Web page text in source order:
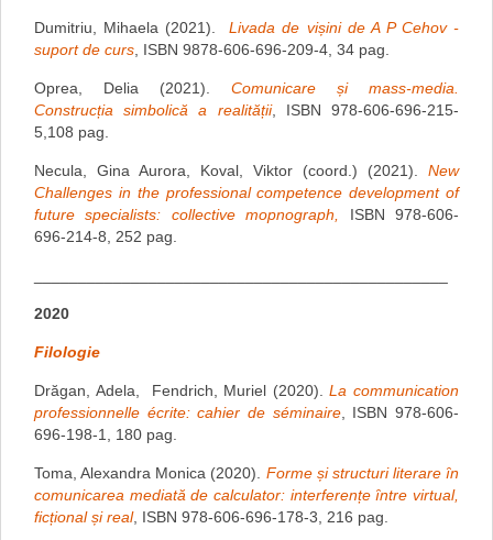
Dumitriu, Mihaela (2021).Livada de vișini de A P Cehov -
suport de curs , ISBN 9878-606-696-209-4, 34 pag.
Oprea, Delia (2021). Comunicare și mass-media.
Construcția simbolică a realității, ISBN 978-606-696-215-
5,108 pag.
Necula, Gina Aurora, Koval, Viktor (coord.) (2021). New
Challenges in the professional competence development of
future specialists: collective mopnograph, ISBN 978-606-
696-214-8, 252 pag.
2020
Filologie
Drăgan, Adela, Fendrich, Muriel (2020).La communication
professionnelle écrite: cahier de séminaire, ISBN 978-606-
696-198-1, 180 pag.
Toma, Alexandra Monica (2020). Forme și structuri literare ȋn
comunicarea mediată de calculator: interferențe ȋntre virtual,
ficțional și real, ISBN 978-606-696-178-3, 216 pag.